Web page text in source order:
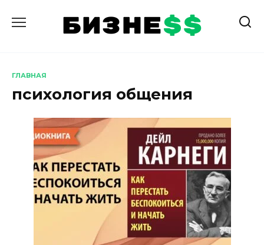
содержанию
ГЛАВНАЯ
психология общения